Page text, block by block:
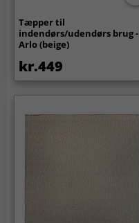
Tæpper til
indendørs/udendørs brug -
Arlo (beige)
kr.449